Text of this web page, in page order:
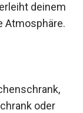
deinem
Atmosphäre.
oder